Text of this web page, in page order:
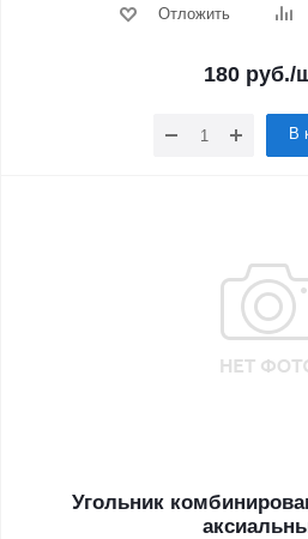
Отложить
180 руб./
В
Угольник